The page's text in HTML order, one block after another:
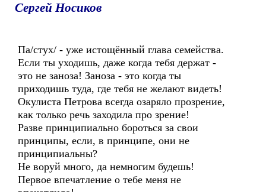
Сергей Носиков
Па/стух/ - уже истощённый глава семейства.
Если ты уходишь, даже когда тебя держат -
это не заноза! Заноза - это когда ты
приходишь туда, где тебя не желают видеть!
Окулиста Петрова всегда озаряло прозрение,
как только речь заходила про зрение!
Разве принципиально бороться за свои
принципы, если, в принципе, они не
принципиальны?
Не воруй много, да немногим будешь!
Первое впечатление о тебе меня не